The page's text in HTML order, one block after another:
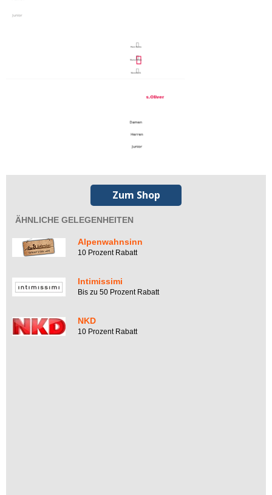
Zum Shop
ÄHNLICHE GELEGENHEITEN
Alpenwahnsinn
10 Prozent Rabatt
Intimissimi
Bis zu 50 Prozent Rabatt
NKD
10 Prozent Rabatt